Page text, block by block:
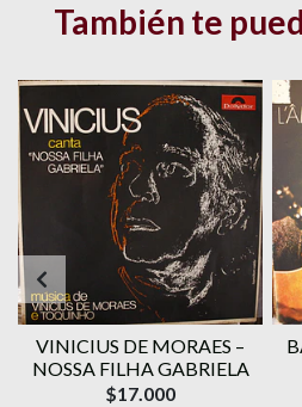
También te
VINICIUS DE MORAES ‎–
NOSSA FILHA GABRIELA
$17.000